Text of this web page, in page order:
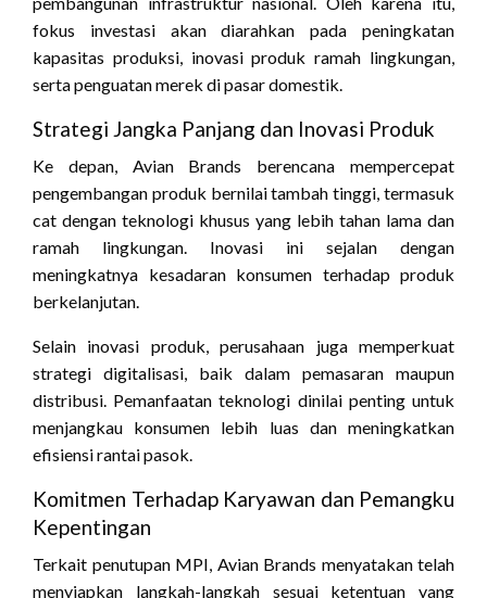
fokus investasi akan diarahkan pada peningkatan
kapasitas produksi, inovasi produk ramah lingkungan,
serta penguatan merek di pasar domestik.
Strategi Jangka Panjang dan Inovasi Produk
Ke depan, Avian Brands berencana mempercepat
pengembangan produk bernilai tambah tinggi, termasuk
cat dengan teknologi khusus yang lebih tahan lama dan
ramah lingkungan. Inovasi ini sejalan dengan
meningkatnya kesadaran konsumen terhadap produk
berkelanjutan.
Selain inovasi produk, perusahaan juga memperkuat
strategi digitalisasi, baik dalam pemasaran maupun
distribusi. Pemanfaatan teknologi dinilai penting untuk
menjangkau konsumen lebih luas dan meningkatkan
efisiensi rantai pasok.
Komitmen Terhadap Karyawan dan Pemangku
Kepentingan
Terkait penutupan MPI, Avian Brands menyatakan telah
menyiapkan langkah-langkah sesuai ketentuan yang